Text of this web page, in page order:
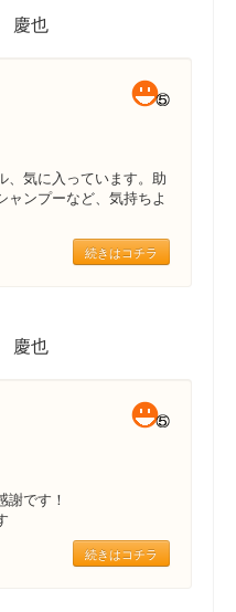
慶也
、気に入っています。助
ンプーなど、気持ちよ
続きはコチラ
慶也
謝です！
続きはコチラ